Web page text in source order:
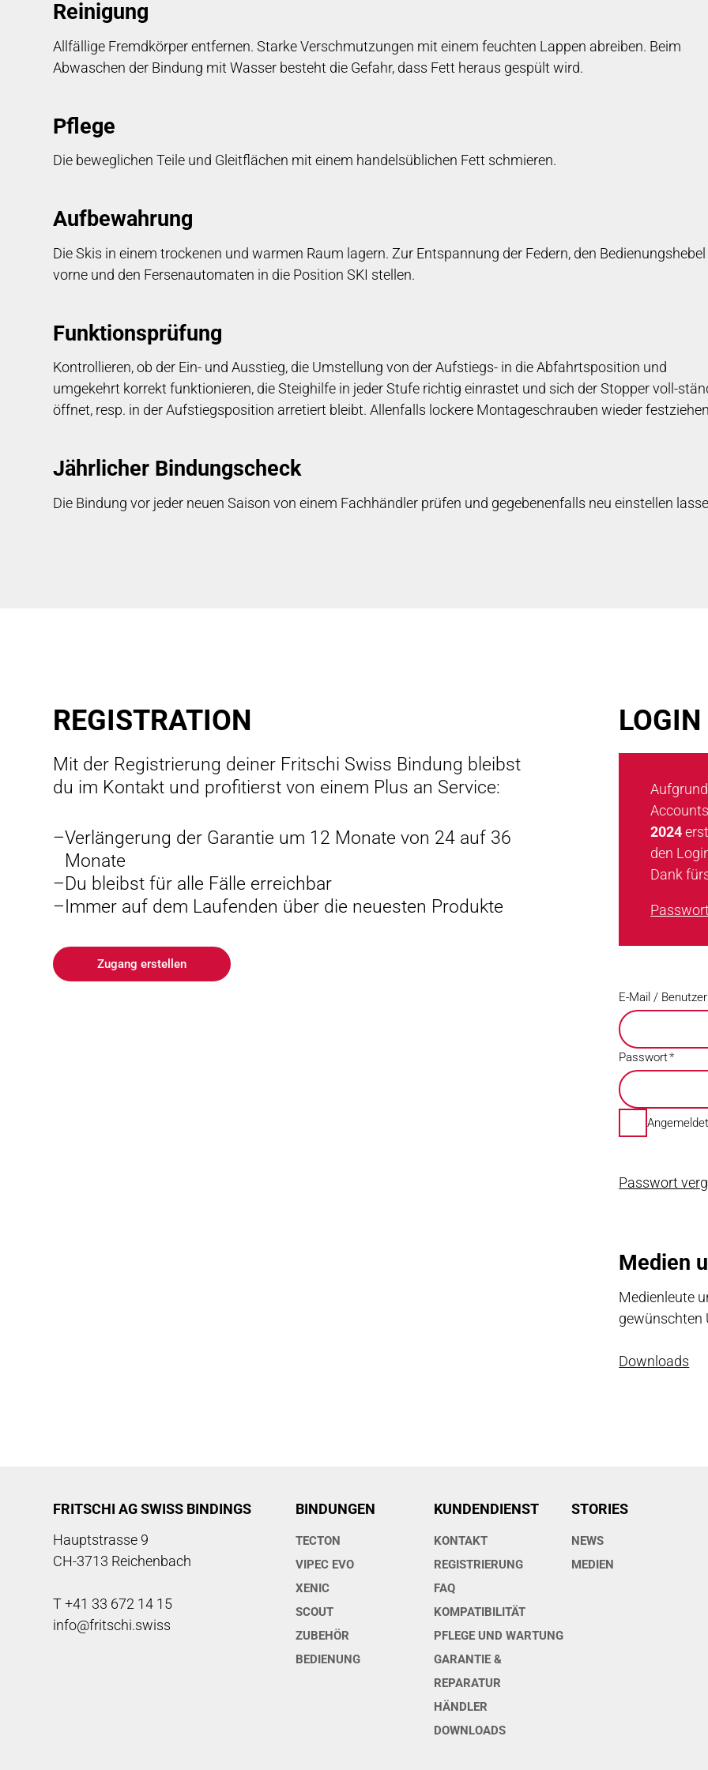
Reinigung
Allfällige Fremdkörper entfernen. Starke Verschmutzungen mit einem feuchten Lappen abreiben. Beim
Abwaschen der Bindung mit Wasser besteht die Gefahr, dass Fett heraus gespült wird.
Pflege
Die beweglichen Teile und Gleitflächen mit einem handelsüblichen Fett schmieren.
Auf­be­wahrung
Die Skis in einem trockenen und warmen Raum lagern. Zur Entspannung der Federn, den Bedienungshebel
vorne und den Fersenautomaten in die Position SKI stellen.
Funk­tions­prü­fung
Kontrollieren, ob der Ein- und Ausstieg, die Umstellung von der Aufstiegs- in die Abfahrtsposition und
umgekehrt korrekt funktionieren, die Steighilfe in jeder Stufe richtig einrastet und sich der Stopper voll-
öffnet, resp. in der Aufstiegsposition arretiert bleibt. Allenfalls lockere Montageschrauben wieder
Jähr­li­cher Bin­dungs­check
Die Bindung vor jeder neuen Saison von einem Fachhändler prüfen und gegebenenfalls neu einstellen
RE­GIS­TRA­TION
Mit der Registrierung deiner Fritschi Swiss Bindung bleibst
du im Kontakt und profitierst von einem Plus an Service:
Verlängerung der Garantie um 12 Monate von 24 auf 36
Monate
Du bleibst für alle Fälle erreichbar
Immer auf dem Laufenden über die neuesten Produkte
Zugang erstellen
LOGIN
2024
den
Dank
E-Mail /
Passwort*
Passwort
Medien
Medienleute
gewünschten
Downloads
FRITSCHI AG SWISS BINDINGS
Hauptstrasse 9
CH-3713 Reichenbach
T +41 33 672 14 15
info@fritschi.swiss
BINDUNGEN
TECTON
VIPEC EVO
XENIC
SCOUT
ZUBEHÖR
BEDIENUNG
KUNDENDIENST
KONTAKT
REGISTRIERUNG
FAQ
KOMPATIBILITÄT
PFLEGE UND WARTUNG
GARANTIE &
REPARATUR
HÄNDLER
DOWNLOADS
STORIES
NEWS
MEDIEN